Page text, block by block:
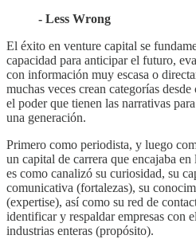
- Less Wrong
El éxito en venture capital se
capacidad para anticipar el futuro,
con información muy escasa o
muchas veces crean categorías
el poder que tienen las narrativas
una generación.
Primero como periodista, y luego
un capital de carrera que encajaba
es como canalizó su curiosidad, su
comunicativa (fortalezas), su
(expertise), así como su red de
identificar y respaldar empresas con
industrias enteras (propósito).